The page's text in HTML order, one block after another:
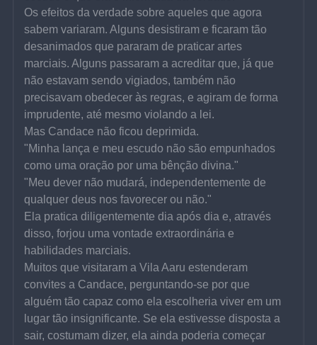
Os efeitos da verdade sobre aqueles que agora
sabem variaram. Alguns desistiram e ficaram tão
desanimados que pararam de praticar artes
marciais. Alguns passaram a acreditar que, já que
não estavam sendo vigiados, também não
precisavam obedecer às regras, e agiram de forma
imprudente, até mesmo violando a lei.
Mas Candace não ficou deprimida.
"Minha lança e meu escudo não são empunhados
como uma oração por uma bênção divina."
"Meu dever não mudará, independentemente de
qualquer deus nos favorecer ou não."
Ela pratica diligentemente dia após dia e, através
disso, forjou uma vontade extraordinária e
habilidades marciais.
Muitos que visitaram a Vila Aaru estenderam
convites a Candace, perguntando-se por que
alguém tão capaz como ela escolheria viver em um
lugar tão insignificante. Se ela estivesse disposta a
sair, costumam dizer, ela ainda poderia começar